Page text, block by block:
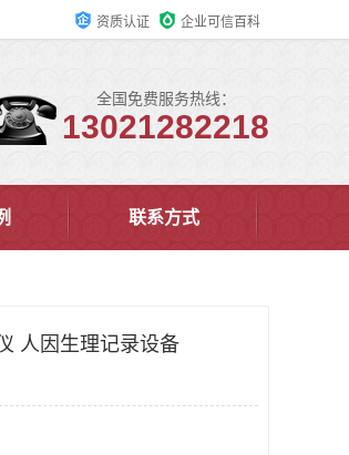
资质认证 企业可信百科
全国免费服务热线：
13021282218
联系方式
人因生理记录设备